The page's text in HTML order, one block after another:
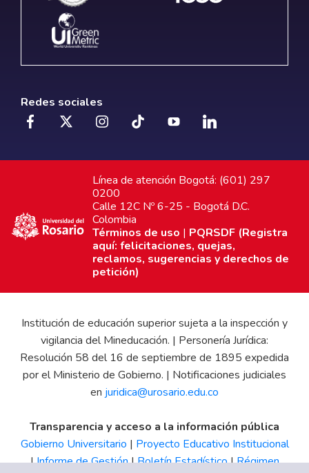
Redes sociales
Línea de atención Bogotá: (601) 297
0200
Calle 12C Nº 6-25 - Bogotá D.C.
Colombia
Términos de uso | PQRSDF (Registra
aquí: felicitaciones, quejas,
reclamos, sugerencias y derechos de
petición)
Institución de educación superior sujeta a la inspección y
vigilancia del Mineducación. | Personería Jurídica:
Resolución 58 del 16 de septiembre de 1895 expedida
por el Ministerio de Gobierno. | Notificaciones judiciales
en juridica@urosario.edu.co
Transparencia y acceso a la información pública
Gobierno Universitario | Proyecto Educativo Institucional
|Informe de Gestión|Boletín Estadístico|Régimen